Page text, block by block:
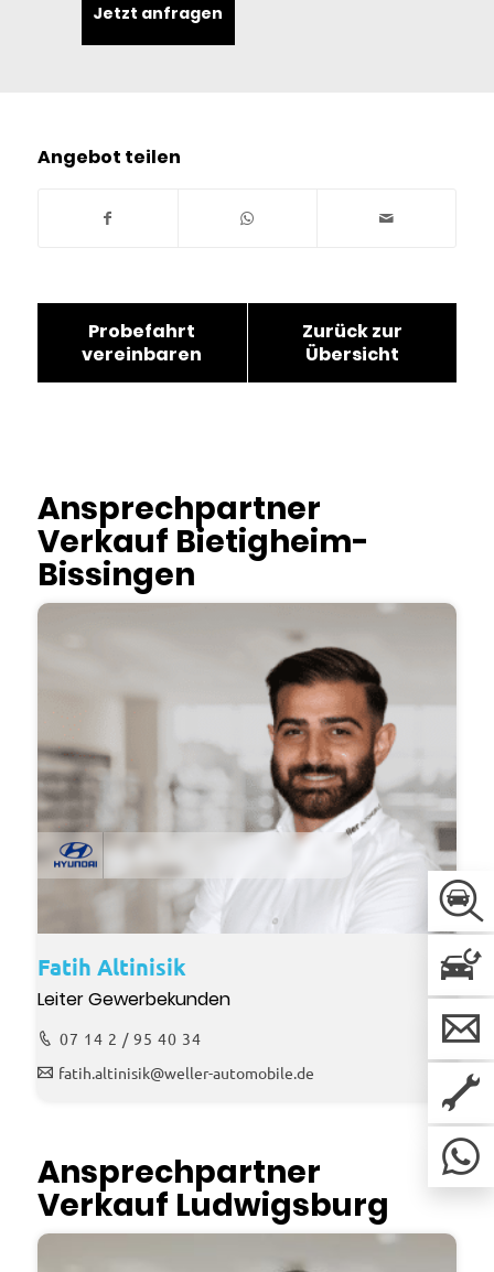
Jetzt anfragen
Angebot teilen
Probefahrt
vereinbaren
Zurück zur
Übersicht
Ansprechpartner
Verkauf Bietigheim-
Bissingen
Fatih Altinisik
Leiter Gewerbekunden
07 14 2 / 95 40 34
fatih.altinisik@weller-automobile.de
Ansprechpartner
Verkauf Ludwigsburg